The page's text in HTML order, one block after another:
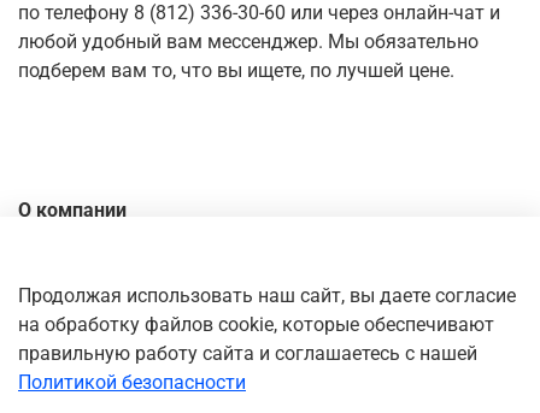
по телефону 8 (812) 336-30-60 или через онлайн-чат и
любой удобный вам мессенджер. Мы обязательно
подберем вам то, что вы ищете, по лучшей цене.
О компании
Доставка
Оплата
Личный кабинет
Продолжая использовать наш сайт, вы даете согласие
на обработку файлов cookie, которые обеспечивают
правильную работу сайта и соглашаетесь с нашей
Политикой безопасности